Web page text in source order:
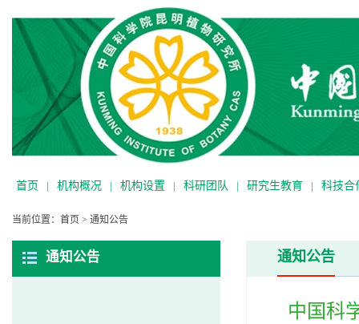
首页 | 机构概况 | 机构设置 | 科研团队 | 研究生教育 | 科技合
当前位置： 首页 > 通知公告
通知公告 通知公告
中国科